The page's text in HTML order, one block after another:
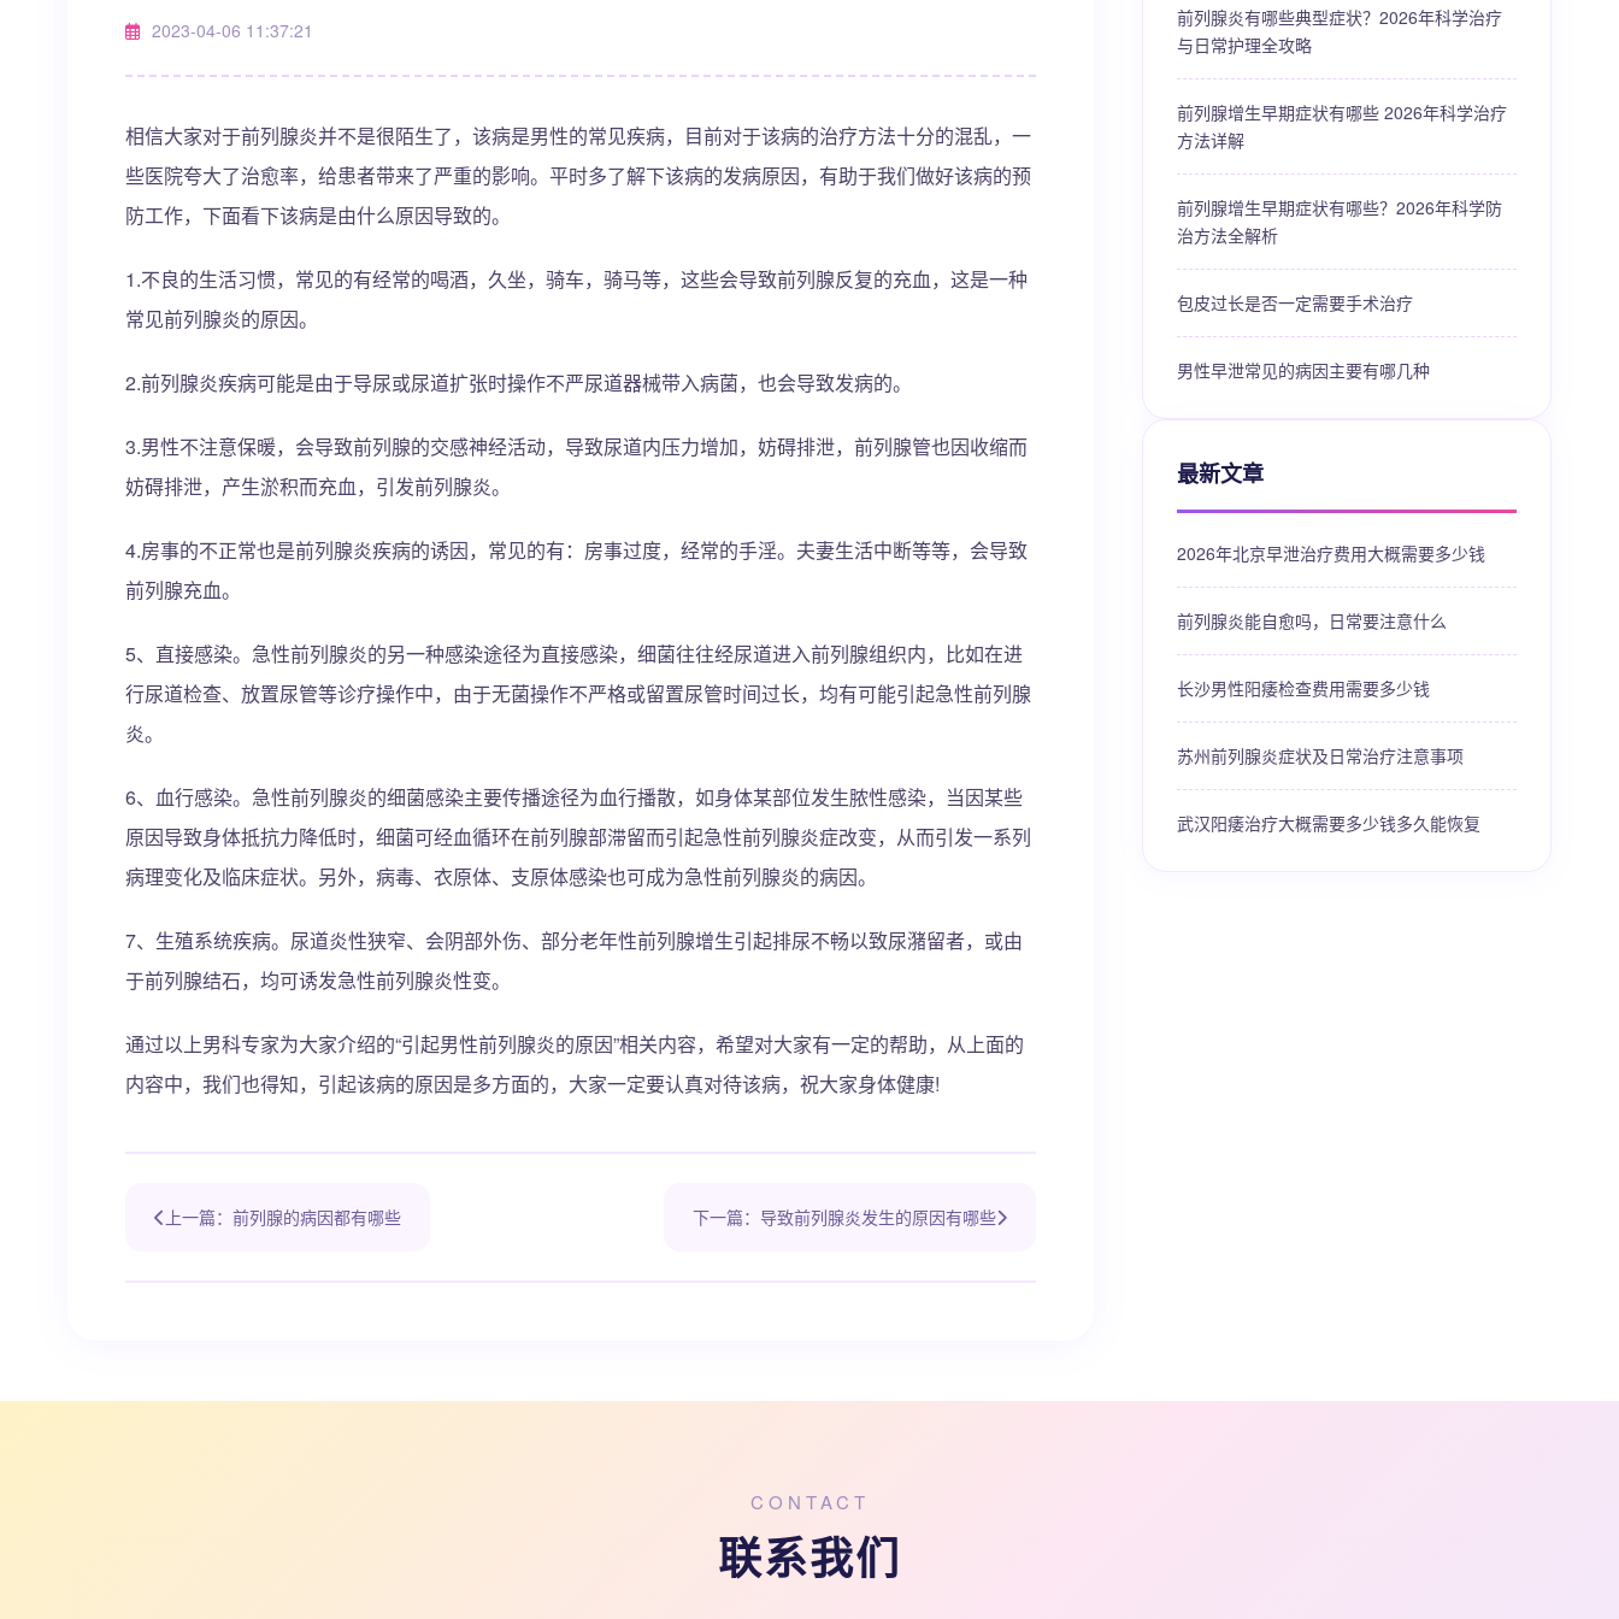
2023-04-06 11:37:21
相信大家对于前列腺炎并不是很陌生了，该病是男性的常见疾病，目前对于该病的治疗方法十分的混乱，一
些医院夸大了治愈率，给患者带来了严重的影响。平时多了解下该病的发病原因，有助于我们做好该病的预
防工作，下面看下该病是由什么原因导致的。
1.不良的生活习惯，常见的有经常的喝酒，久坐，骑车，骑马等，这些会导致前列腺反复的充血，这是一种
常见前列腺炎的原因。
2.前列腺炎疾病可能是由于导尿或尿道扩张时操作不严尿道器械带入病菌，也会导致发病的。
3.男性不注意保暖，会导致前列腺的交感神经活动，导致尿道内压力增加，妨碍排泄，前列腺管也因收缩而
妨碍排泄，产生淤积而充血，引发前列腺炎。
4.房事的不正常也是前列腺炎疾病的诱因，常见的有：房事过度，经常的手淫。夫妻生活中断等等，会导致
前列腺充血。
5、直接感染。急性前列腺炎的另一种感染途径为直接感染，细菌往往经尿道进入前列腺组织内，比如在进
行尿道检查、放置尿管等诊疗操作中，由于无菌操作不严格或留置尿管时间过长，均有可能引起急性前列腺
炎。
6、血行感染。急性前列腺炎的细菌感染主要传播途径为血行播散，如身体某部位发生脓性感染，当因某些
原因导致身体抵抗力降低时，细菌可经血循环在前列腺部滞留而引起急性前列腺炎症改变，从而引发一系列
病理变化及临床症状。另外，病毒、衣原体、支原体感染也可成为急性前列腺炎的病因。
7、生殖系统疾病。尿道炎性狭窄、会阴部外伤、部分老年性前列腺增生引起排尿不畅以致尿潴留者，或由
于前列腺结石，均可诱发急性前列腺炎性变。
通过以上男科专家为大家介绍的“引起男性前列腺炎的原因”相关内容，希望对大家有一定的帮助，从上面的
内容中，我们也得知，引起该病的原因是多方面的，大家一定要认真对待该病，祝大家身体健康!
上一篇：前列腺的病因都有哪些 下一篇：导致前列腺炎发生的原因有哪些
前列腺炎有哪些典型症状？2026年科学治疗
与日常护理全攻略
前列腺增生早期症状有哪些 2026年科学治疗
方法详解
前列腺增生早期症状有哪些？2026年科学防
治方法全解析
包皮过长是否一定需要手术治疗
男性早泄常见的病因主要有哪几种
最新文章
2026年北京早泄治疗费用大概需要多少钱
前列腺炎能自愈吗，日常要注意什么
长沙男性阳痿检查费用需要多少钱
苏州前列腺炎症状及日常治疗注意事项
武汉阳痿治疗大概需要多少钱多久能恢复
CONTACT
联系我们